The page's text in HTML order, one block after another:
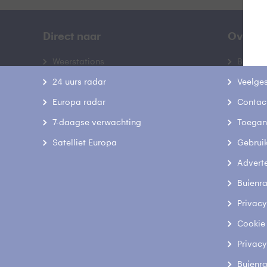
Direct naar
Weerstations
24 uurs radar
Europa radar
7-daagse verwachting
Satelliet Europa
Over